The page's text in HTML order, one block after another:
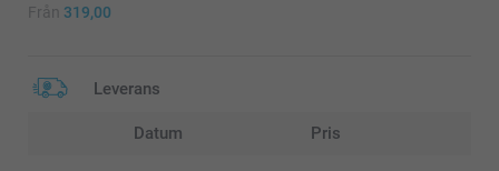
Från 319,00
Leverans
Datum Pris